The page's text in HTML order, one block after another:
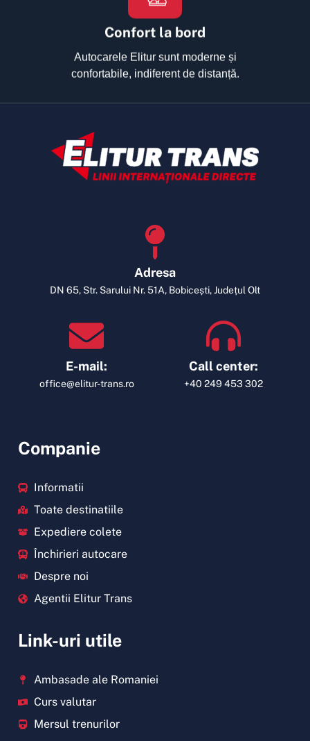
Confort la bord
Autocarele Elitur sunt moderne și
confortabile, indiferent de distanță.
Adresa
DN 65, Str. Sarului Nr. 51A, Bobicești, Județul Olt
E-mail:
office@elitur-trans.ro
Call center:
+40 249 453 302
Companie
Informatii
Toate destinatiile
Expediere colete
Închirieri autocare
Despre noi
Agentii Elitur Trans
Link-uri utile
Ambasade ale Romaniei
Curs valutar
Mersul trenurilor